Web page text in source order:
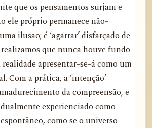
que os pensamentos surjam e
ele próprio permanece não-
ilusão; é ‘agarrar’ disfarçado de
realizamos que nunca houve fundo
apresentar-se-á como um
Com a prática, a ‘intenção’
da compreensão, e
experienciado como
como se o universo